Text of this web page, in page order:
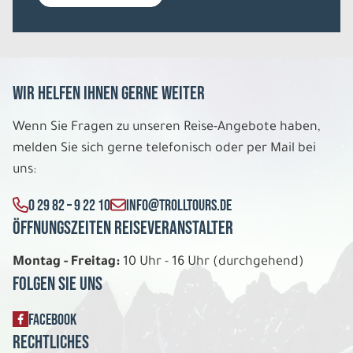
Belegung: 1
REISE VERBINDLICH ANFRAGEN
Do. 13.08. - Do. 20.08.2026
Südküste
Doppelzimmer Standard DU/WC
Belegung: 2
Wir helfen Ihnen gerne weiter
Wenn Sie Fragen zu unseren Reise-Angebote haben,
melden Sie sich gerne telefonisch oder per Mail bei
uns:
0 29 82 – 9 22 10 INFO@TROLLTOURS.DE
Öffnungszeiten Reiseveranstalter
Montag - Freitag: 10 Uhr - 16 Uhr (durchgehend)
Folgen Sie uns
FACEBOOK
Rechtliches